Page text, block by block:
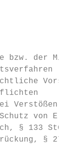
bzw. der
Verstößen
von E-
§ 133 StGB
§ 274